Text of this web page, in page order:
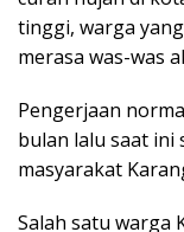
o
k
p
p
tinggi, warga
merasa was-was
Pengerjaan
bulan lalu saat ini
masyarakat
Salah satu warga